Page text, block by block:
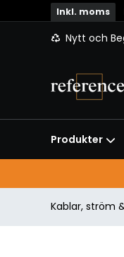
Inkl. moms
Nytt och
Produkter
Kablar, ström